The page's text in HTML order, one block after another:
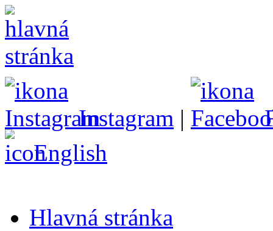
Instagram |
English
Hlavná stránka